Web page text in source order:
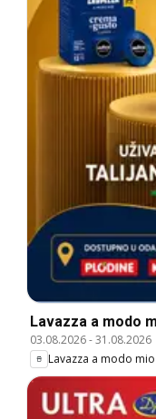
Lavazza a modo
03.08.2026-31.08.2026
Lavazza a modo mio